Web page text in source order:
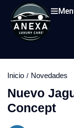
Inicio Novedades
Nuevo
Concept